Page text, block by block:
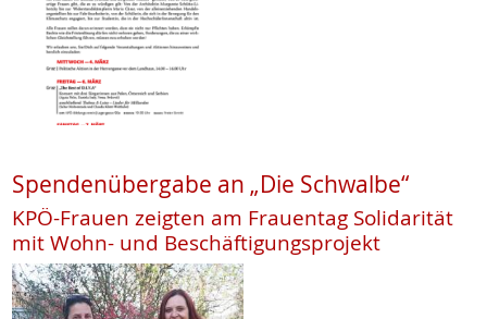
Spendenübergabe an „Die Schwalbe“
KPÖ-Frauen zeigten am Frauentag Solidarität
mit Wohn- und Beschäftigungsprojekt